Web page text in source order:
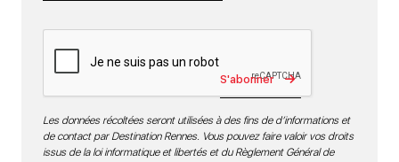
S'abonner
Les données récoltées seront utilisées à des fins de d’informations et
de contact par Destination Rennes. Vous pouvez faire valoir vos droits
issus de la loi informatique et libertés et du Règlement Général de